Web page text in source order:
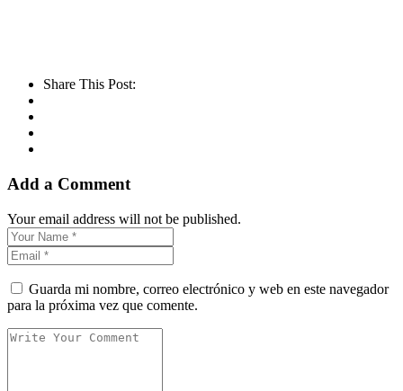
Share This Post:
Add a Comment
Your email address will not be published.
Guarda mi nombre, correo electrónico y web en este navegador
para la próxima vez que comente.